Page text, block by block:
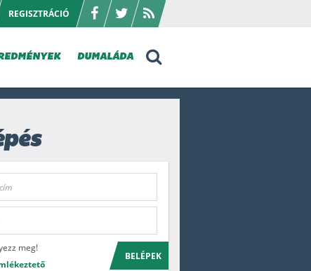
REGISZTRÁCIÓ
DUMALÁDA
meg!
BELÉPEK